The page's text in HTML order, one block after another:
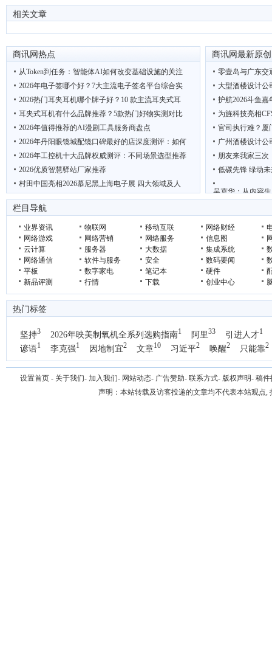
相关文章
商讯网热点
从Token到任务：智能体AI如何改变基础设施的关注
2026年电子签哪个好？7大主流电子签名平台综合实
2026热门耳夹耳机哪个牌子好？10 款主流耳夹式耳
耳夹式耳机有什么品牌推荐？5款热门好物实测对比
2026年值得推荐的AI漫剧工具服务商盘点
2026年丹阳眼镜城配镜口碑最好的店深度测评：如何
2026年工控机十大品牌权威测评：不同场景选型推荐
2026优质智慧驿站厂家推荐
村田中国亮相2026慕尼黑上海电子展 四大领域及人
“鲜”动羊城 西安 周至携猕猴桃电商项目亮相广
商讯网最新原创
零壹岛与广东交
大型酒楼设计公
护航2026斗鱼
为旌科技亮相
官司执行难？厦
广州酒楼设计公
朋友来我家三次
低碳先锋 绿动
吴克华：从内容
栏目导航
业界资讯 物联网 移动互联 网络财经
网络游戏
网络营销 网络服务 信息图
云计算
服务器 大数据 集成系统
网络通信
软件与服务 安全 数码要闻
平板
数字家电 笔记本 硬件
新品评测
行情 下载 创业中心
热门标签
坚持3 2026年映美制氧机全系列选购指南1 阿里33 引进人才1
谚语1 李克强1 因地制宜2 文章10 习近平2 唤醒2 只能靠2
国办1
设置首页 - 关于我们- 加入我们- 网站动态- 广告赞助- 联系方式- 版权声明- 稿件
声明：本站转载及访客投递的文章均不代表本站观点